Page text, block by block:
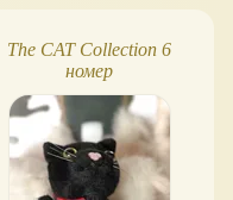
The CAT Сollection 6
номер